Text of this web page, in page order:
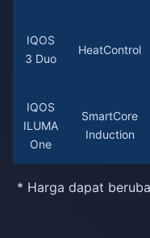
IQOS
3 Duo
HeatControl
IQOS
ILUMA
One
SmartCore
Induction
* Harga dapat